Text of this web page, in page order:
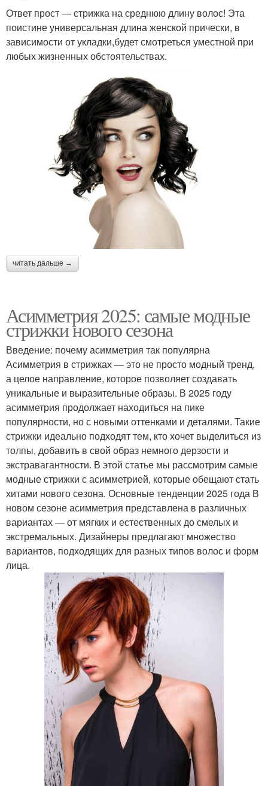
Ответ прост — стрижка на среднюю длину волос! Эта
поистине универсальная длина женской прически, в
зависимости от укладки,будет смотреться уместной при
любых жизненных обстоятельствах.
читать дальше →
Асимметрия 2025: самые модные
стрижки нового сезона
Введение: почему асимметрия так популярна
Асимметрия в стрижках — это не просто модный тренд,
а целое направление, которое позволяет создавать
уникальные и выразительные образы. В 2025 году
асимметрия продолжает находиться на пике
популярности, но с новыми оттенками и деталями. Такие
стрижки идеально подходят тем, кто хочет выделиться из
толпы, добавить в свой образ немного дерзости и
экстравагантности. В этой статье мы рассмотрим самые
модные стрижки с асимметрией, которые обещают стать
хитами нового сезона. Основные тенденции 2025 года В
новом сезоне асимметрия представлена в различных
вариантах — от мягких и естественных до смелых и
экстремальных. Дизайнеры предлагают множество
вариантов, подходящих для разных типов волос и форм
лица.